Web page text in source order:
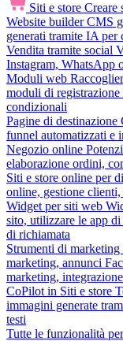
Siti e store Creare
Website builder CMS
generati tramite IA per
Vendita tramite social
Instagram, WhatsApp
Moduli web
moduli di
condizionali
Pagine di destinazione
funnel automatizzati e
Negozio online
elaborazione ordini,
Siti e store online per
online, gestione
Widget per siti web
sito, utilizzare le app di
di richiamata
Strumenti di
marketing, annunci
marketing,
CoPilot in Siti e store
immagini generate
testi
Tutte le funzionalità